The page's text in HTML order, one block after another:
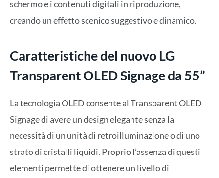
schermo e i contenuti digitali in riproduzione,
creando un effetto scenico suggestivo e dinamico.
Caratteristiche del nuovo LG
Transparent OLED Signage da 55”
La tecnologia OLED consente al Transparent OLED
Signage di avere un design elegante senza la
necessità di un’unità di retroilluminazione o di uno
strato di cristalli liquidi. Proprio l’assenza di questi
elementi permette di ottenere un livello di